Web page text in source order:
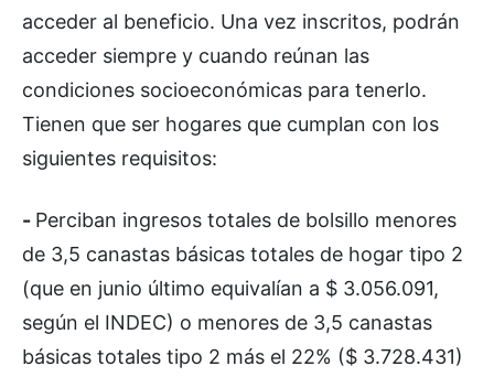
acceder al beneficio. Una vez inscritos, podrán
acceder siempre y cuando reúnan las
condiciones socioeconómicas para tenerlo.
Tienen que ser hogares que cumplan con los
siguientes requisitos:
- Perciban ingresos totales de bolsillo menores
de 3,5 canastas básicas totales de hogar tipo 2
(que en junio último equivalían a $ 3.056.091,
según el INDEC) o menores de 3,5 canastas
básicas totales tipo 2 más el 22% ($ 3.728.431)